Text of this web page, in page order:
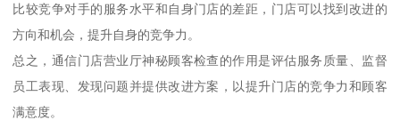
比较竞争对手的服务水平和自身门店的差距，门店可以找到改进的
方向和机会，提升自身的竞争力。
总之，通信门店营业厅神秘顾客检查的作用是评估服务质量、监督
员工表现、发现问题并提供改进方案，以提升门店的竞争力和顾客
满意度。